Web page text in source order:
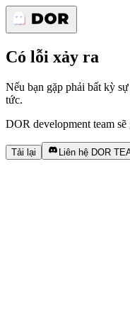
Có lỗi xảy ra
Nếu bạn gặp phải bất kỳ
tức.
DOR development team
Tải lại Liên hệ DOR